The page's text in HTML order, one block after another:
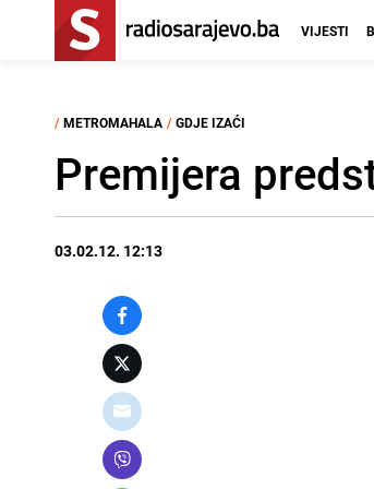
VIJESTI
/ METROMAHALA / GDJE IZAĆI
Premijera
03.02.12. 12:13